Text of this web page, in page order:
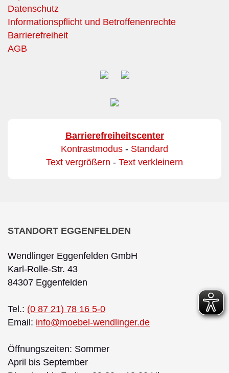
Datenschutz
Informationspflicht und Betroffenenrechte
Barrierefreiheit
AGB
Barrierefreiheitscenter
Kontrastmodus - Standard
Text vergrößern - Text verkleinern
STANDORT EGGENFELDEN
Wendlinger Eggenfelden GmbH
Karl-Rolle-Str. 43
84307 Eggenfelden
Tel.: (0 87 21) 78 16 5-0
Email: info@moebel-wendlinger.de
Öffnungszeiten: Sommer
April bis September